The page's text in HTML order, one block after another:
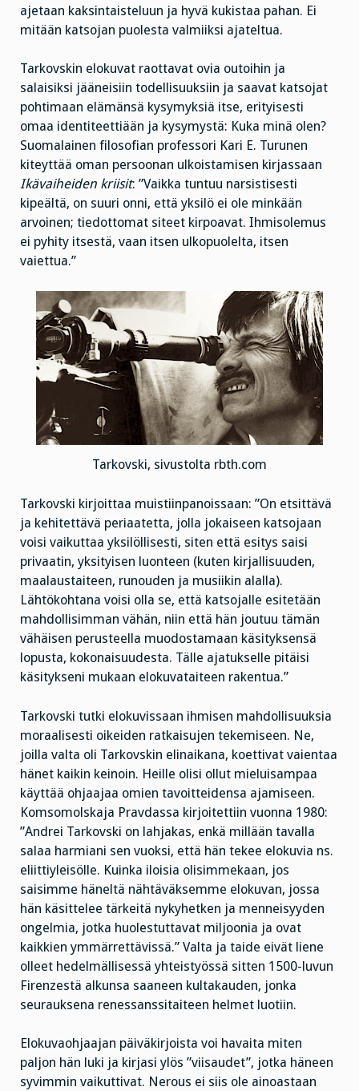
ajetaan kaksintaisteluun ja hyvä kukistaa pahan. Ei
mitään katsojan puolesta valmiiksi ajateltua.
Tarkovskin elokuvat raottavat ovia outoihin ja
salaisiksi jääneisiin todellisuuksiin ja saavat katsojat
pohtimaan elämänsä kysymyksiä itse, erityisesti
omaa identiteettiään ja kysymystä: Kuka minä olen?
Suomalainen filosofian professori Kari E. Turunen
kiteyttää oman persoonan ulkoistamisen kirjassaan
Ikävaiheiden kriisit: ”Vaikka tuntuu narsistisesti
kipeältä, on suuri onni, että yksilö ei ole minkään
arvoinen; tiedottomat siteet kirpoavat. Ihmisolemus
ei pyhity itsestä, vaan itsen ulkopuolelta, itsen
vaiettua.”
Tarkovski, sivustolta rbth.com
Tarkovski kirjoittaa muistiinpanoissaan: ”On etsittävä
ja kehitettävä periaatetta, jolla jokaiseen katsojaan
voisi vaikuttaa yksilöllisesti, siten että esitys saisi
privaatin, yksityisen luonteen (kuten kirjallisuuden,
maalaustaiteen, runouden ja musiikin alalla).
Lähtökohtana voisi olla se, että katsojalle esitetään
mahdollisimman vähän, niin että hän joutuu tämän
vähäisen perusteella muodostamaan käsityksensä
lopusta, kokonaisuudesta. Tälle ajatukselle pitäisi
käsitykseni mukaan elokuvataiteen rakentua.”
Tarkovski tutki elokuvissaan ihmisen mahdollisuuksia
moraalisesti oikeiden ratkaisujen tekemiseen. Ne,
joilla valta oli Tarkovskin elinaikana, koettivat vaientaa
hänet kaikin keinoin. Heille olisi ollut mieluisampaa
käyttää ohjaajaa omien tavoitteidensa ajamiseen.
Komsomolskaja Pravdassa kirjoitettiin vuonna 1980:
”Andrei Tarkovski on lahjakas, enkä millään tavalla
salaa harmiani sen vuoksi, että hän tekee elokuvia ns.
eliittiyleisölle. Kuinka iloisia olisimmekaan, jos
saisimme häneltä nähtäväksemme elokuvan, jossa
hän käsittelee tärkeitä nykyhetken ja menneisyyden
ongelmia, jotka huolestuttavat miljoonia ja ovat
kaikkien ymmärrettävissä.” Valta ja taide eivät liene
olleet hedelmällisessä yhteistyössä sitten 1500-luvun
Firenzestä alkunsa saaneen kultakauden, jonka
seurauksena renessanssitaiteen helmet luotiin.
Elokuvaohjaajan päiväkirjoista voi havaita miten
paljon hän luki ja kirjasi ylös ”viisaudet”, jotka häneen
syvimmin vaikuttivat. Nerous ei siis ole ainoastaan